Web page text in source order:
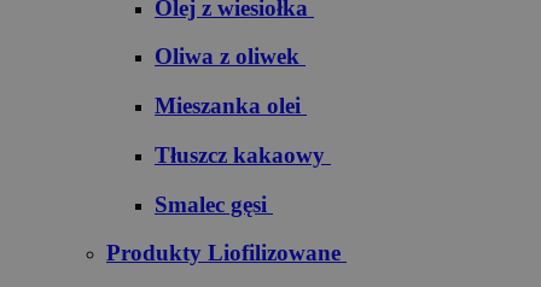
Olej z wiesiołka
Oliwa z oliwek
Mieszanka olei
Tłuszcz kakaowy
Smalec gęsi
Produkty Liofilizowane